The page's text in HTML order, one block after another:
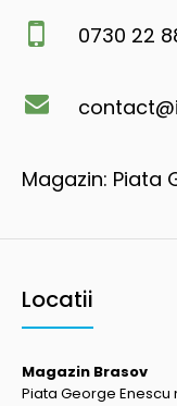
0730 22
Magazin: Piata
Locatii
Magazin Brasov
Piata George Enescu